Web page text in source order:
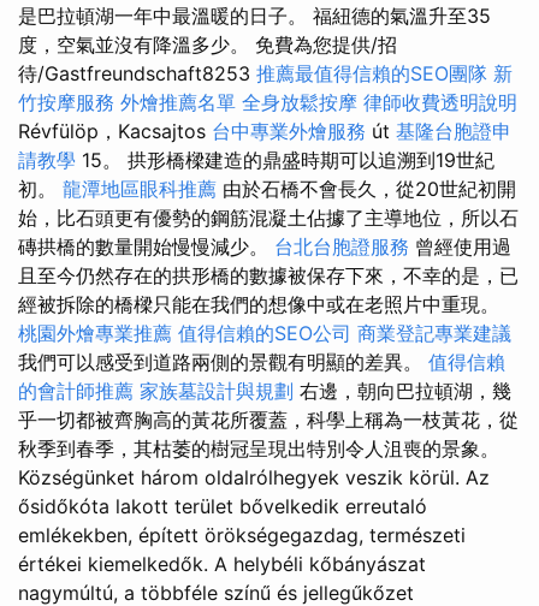
是巴拉頓湖一年中最溫暖的日子。 福紐德的氣溫升至35
度，空氣並沒有降溫多少。 免費為您提供/招
待/Gastfreundschaft8253 推薦最值得信賴的SEO團隊 新
竹按摩服務 外燴推薦名單 全身放鬆按摩 律師收費透明說明
Révfülöp，Kacsajtos 台中專業外燴服務 út 基隆台胞證申
請教學 15。 拱形橋樑建造的鼎盛時期可以追溯到19世紀
初。 龍潭地區眼科推薦 由於石橋不會長久，從20世紀初開
始，比石頭更有優勢的鋼筋混凝土佔據了主導地位，所以石
磚拱橋的數量開始慢慢減少。 台北台胞證服務 曾經使用過
且至今仍然存在的拱形橋的數據被保存下來，不幸的是，已
經被拆除的橋樑只能在我們的想像中或在老照片中重現。
桃園外燴專業推薦 值得信賴的SEO公司 商業登記專業建議
我們可以感受到道路兩側的景觀有明顯的差異。 值得信賴
的會計師推薦 家族墓設計與規劃 右邊，朝向巴拉頓湖，幾
乎一切都被齊胸高的黃花所覆蓋，科學上稱為一枝黃花，從
秋季到春季，其枯萎的樹冠呈現出特別令人沮喪的景象。
Községünket három ol­dal­rólhegyek veszik körül. Az
ősidőkóta lakott terület bővelkedik erreutaló
emlékekben, épített örökségegazdag, természeti
értékei kiemelkedők. A helybéli kőbányászat
nagymúltú, a többféle színű és jellegűkőzet